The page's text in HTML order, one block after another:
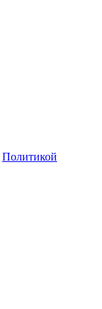
Политикой